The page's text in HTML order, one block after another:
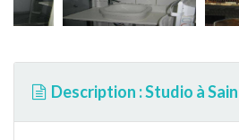
Description : Studio à